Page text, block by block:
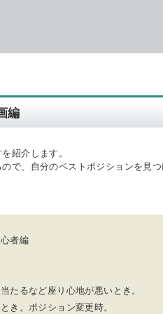
編
紹介します。
で、自分のベストポジションを見
編
たるなど座り心地が悪いとき。
き。ポジション変更時。